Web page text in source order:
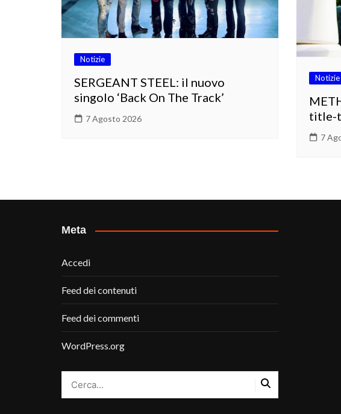
Notizie
SERGEANT STEEL: il nuovo
singolo ‘Back On The Track’
7 Agosto 2026
Notizie
title-
7
Meta
Accedi
Feed dei contenuti
Feed dei commenti
WordPress.org